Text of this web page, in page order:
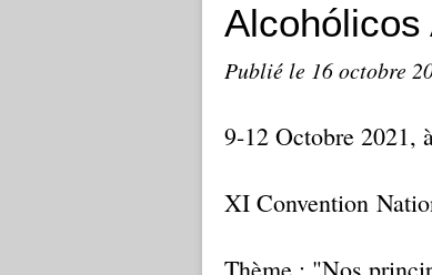
Alcohólicos
Publié le 16 octobre
9-12 Octobre 2021,
XI Convention